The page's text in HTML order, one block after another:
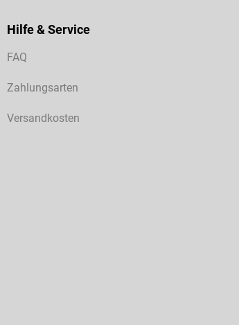
Hilfe & Service
FAQ
Zahlungsarten
Versandkosten